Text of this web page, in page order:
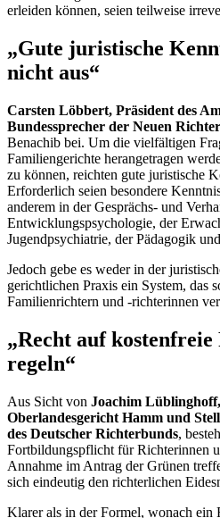
erleiden können, seien teilweise
„Gute juristische
nicht aus“
Carsten Löbbert, Präsident des
Bundessprecher der Neuen
Benachib bei. Um die vielfältigen
Familiengerichte herangetragen
zu können, reichten gute juristische
Erforderlich seien besondere
anderem in der Gesprächs- und
Entwicklungspsychologie, der
Jugendpsychiatrie, der Pädagogik
Jedoch gebe es weder in der
gerichtlichen Praxis ein System, das
Familienrichtern und -richterinnen
„Recht auf
regeln“
Aus Sicht von Joachim
Oberlandesgericht Hamm und
des Deutscher Richterbunds,
Fortbildungspflicht für Richterinnen
Annahme im Antrag der Grünen
sich eindeutig den richterlichen
Klarer als in der Formel, wonach ein